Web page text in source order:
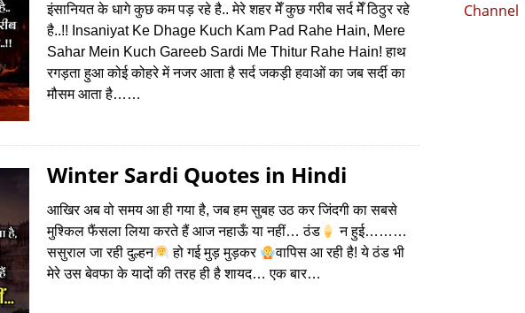
इंसानियत के धागे कुछ कम पड़ रहे है.. मेरे शहर मेँ कुछ गरीब सर्द मेँ ठिठुर रहे
है..!! Insaniyat Ke Dhage Kuch Kam Pad Rahe Hain, Mere
Sahar Mein Kuch Gareeb Sardi Me Thitur Rahe Hain! हाथ
रगड़ता हुआ कोई कोहरे में नजर आता है सर्द जकड़ी हवाओं का जब सर्दी का
मौसम आता है……
Winter Sardi Quotes in Hindi
आखिर अब वो समय आ ही गया है, जब हम सुबह उठ कर जिंदगी का सबसे
मुश्किल फैंसला लिया करते हैं आज नहाऊँ या नहीं… ठंड
न हुई………
ससुराल जा रही दुल्हन
हो गई मुड़ मुड़कर
वापिस आ रही है! ये ठंड भी
मेरे उस बेवफा के यादों की तरह ही है शायद… एक बार…
Channel